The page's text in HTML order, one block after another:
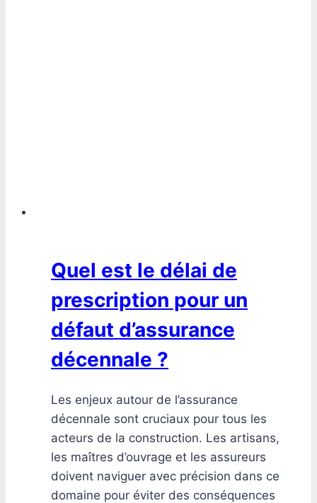
Quel est le délai de
prescription pour un
défaut d’assurance
décennale ?
Les enjeux autour de l’assurance
décennale sont cruciaux pour tous les
acteurs de la construction. Les artisans,
les maîtres d’ouvrage et les assureurs
doivent naviguer avec précision dans ce
domaine pour éviter des conséquences